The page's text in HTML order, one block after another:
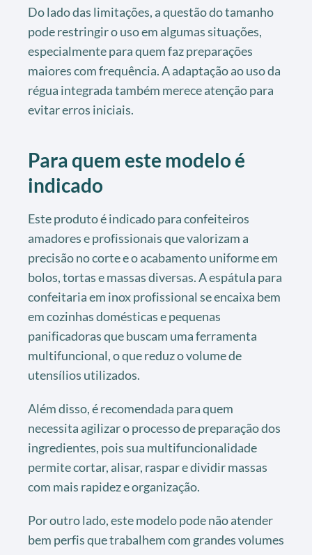
Do lado das limitações, a questão do tamanho
pode restringir o uso em algumas situações,
especialmente para quem faz preparações
maiores com frequência. A adaptação ao uso da
régua integrada também merece atenção para
evitar erros iniciais.
Para quem este modelo é
indicado
Este produto é indicado para confeiteiros
amadores e profissionais que valorizam a
precisão no corte e o acabamento uniforme em
bolos, tortas e massas diversas. A espátula para
confeitaria em inox profissional se encaixa bem
em cozinhas domésticas e pequenas
panificadoras que buscam uma ferramenta
multifuncional, o que reduz o volume de
utensílios utilizados.
Além disso, é recomendada para quem
necessita agilizar o processo de preparação dos
ingredientes, pois sua multifuncionalidade
permite cortar, alisar, raspar e dividir massas
com mais rapidez e organização.
Por outro lado, este modelo pode não atender
bem perfis que trabalhem com grandes volumes